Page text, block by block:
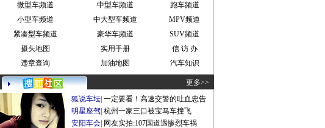
微型车频道 中型车频道
跑车频道
小型车频道
中大型车频道
MPV频道
紧凑型车频道
豪华车频道
SUV频道
摄头地图
实用手册
信 访 办
违章查询
加油地图 汽车知识
更多>>
狐说车坛 一定要看！高速交警的吐血忠告
明星座驾 杭州一家三口被宝马车撞飞
安阳车会 网友实拍:107国道遇惨烈车祸